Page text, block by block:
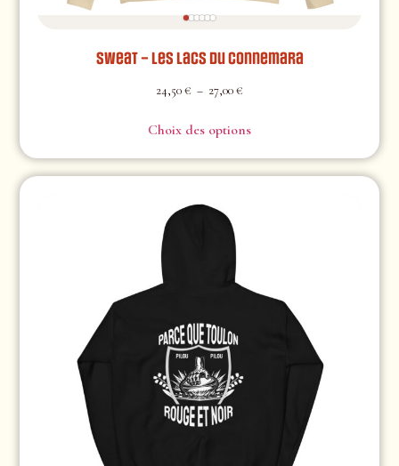
Sweat – Les Lacs du Connemara
24,50€ – 27,00€
Choix des options